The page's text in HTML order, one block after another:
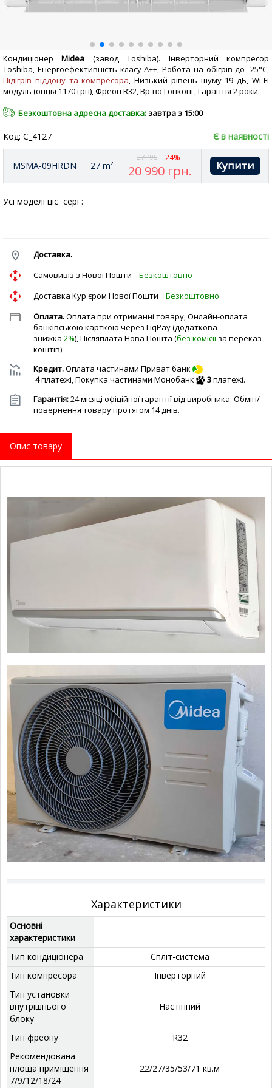
КондиціонерMidea (заводToshiba). Інверторний компресор
Toshiba, Енергоефективність класу А++, Робота на обігрів до -25°С,
Підігрів піддону та компресора, Низький рівень шуму 19 дБ, Wi-Fi
модуль (опція 1170 грн), Фреон R32, Вр-во Гонконг, Гарантія 2 роки.
Безкоштовна адресна доставка:завтра з 15:00
Код: C_4127 Є в наявності
MSMA-09HRDN 27 m²
27 495 -24%
20 990 грн.
Усі моделі цієї серії:
Доставка.
Cамовивіз з Нової Пошти
Безкоштовно
Доставка Кур'єром Нової Пошти
Безкоштовно
Оплата.Оплата при отриманні товару, Онлайн-оплата
банківською карткою через LiqPay (додаткова
знижка 2%), Післяплата Нова Пошта (без комісіїза переказ
коштів)
Кредит.Оплата частинами Приват банк
4платежі,Покупка частинами Монобанк 3платежі.
Гарантія:24 місяці офіційної гарантії від виробника. Обмін/
повернення товару протягом 14 днів.
Опис товару
Характеристики
Основні
характеристики
Тип кондиціонера
Спліт-система
Тип компресора
Інверторний
Тип установки
внутрішнього
блоку
‎Настінний
Тип фреону
‎R32
Рекомендована
площа приміщення
7/9/12/18/24
‎22/27/35/53/71 кв.м